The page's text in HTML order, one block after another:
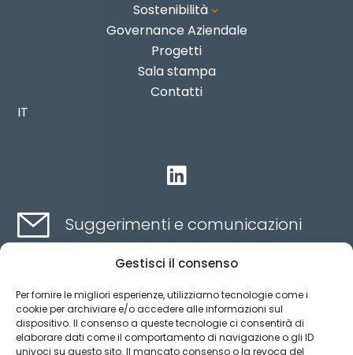
Gestisci il consenso
Per fornire le migliori esperienze, utilizziamo tecnologie come i
cookie per archiviare e/o accedere alle informazioni sul
dispositivo. Il consenso a queste tecnologie ci consentirà di
elaborare dati come il comportamento di navigazione o gli ID
univoci su questo sito. Il mancato consenso o la revoca del
Sostenibilità3
Governance Aziendale
Progetti
Sala stampa
Contatti
IT

Suggerimenti e comunicazioni
Canale etico